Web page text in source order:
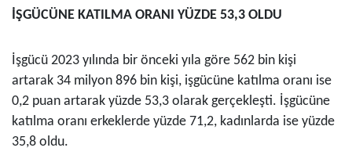
İŞGÜCÜNE KATILMA ORANI YÜZDE 53,3 OLDU
İşgücü 2023 yılında bir önceki yıla göre 562 bin kişi
artarak 34 milyon 896 bin kişi, işgücüne katılma oranı ise
0,2 puan artarak yüzde 53,3 olarak gerçekleşti. İşgücüne
katılma oranı erkeklerde yüzde 71,2, kadınlarda ise yüzde
35,8 oldu.